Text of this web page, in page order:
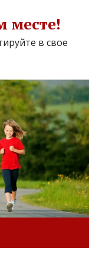
месте!
в свое